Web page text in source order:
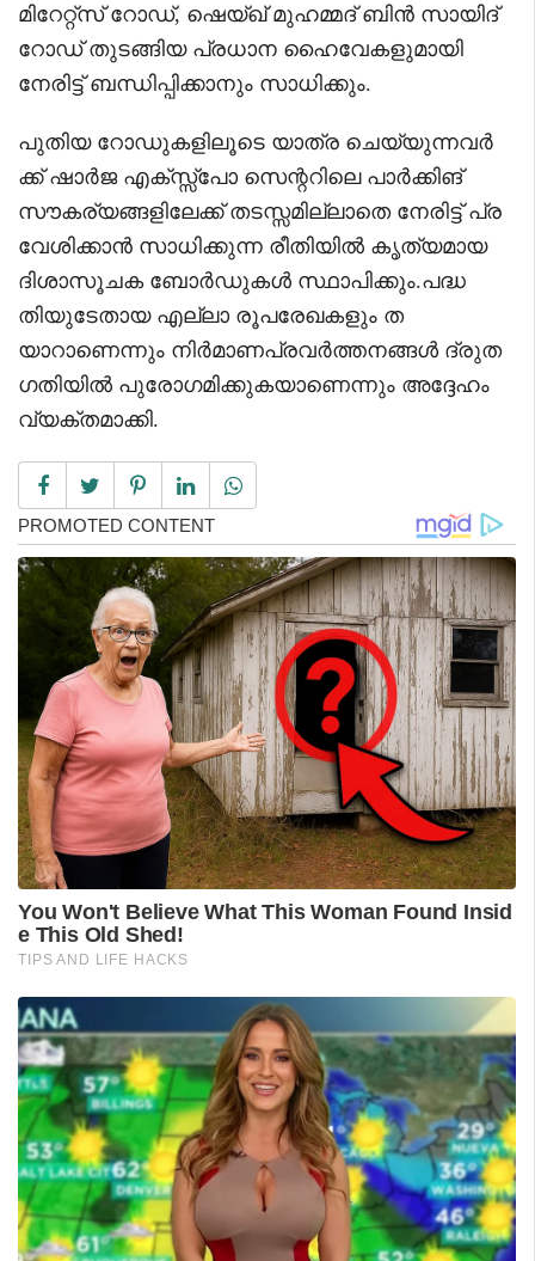
മിറേറ്റ്‌സ് റോഡ്, ഷെയ്ഖ് മുഹമ്മദ് ബിൻ സായിദ്
റോഡ് തുടങ്ങിയ പ്രധാന ഹൈവേകളുമായി
നേരിട്ട് ബന്ധിപ്പിക്കാനും സാധിക്കും.
പുതിയ റോഡുകളിലൂടെ യാത്ര ചെയ്യുന്നവർ
ക്ക് ഷാർജ എക്സ്സ്‌പോ സെന്ററിലെ പാർക്കിങ്
സൗകര്യങ്ങളിലേക്ക് തടസ്സമില്ലാതെ നേരിട്ട് പ്ര
വേശിക്കാൻ സാധിക്കുന്ന രീതിയിൽ കൃത്യമായ
ദിശാസൂചക ബോർഡുകൾ സ്ഥാപിക്കും.പദ്ധ
തിയുടേതായ എല്ലാ രൂപരേഖകളും ത
യാറാണെന്നും നിർമാണപ്രവർത്തനങ്ങൾ ദ്രുത
ഗതിയിൽ പുരോഗമിക്കുകയാണെന്നും അദ്ദേഹം
വ്യക്തമാക്കി.